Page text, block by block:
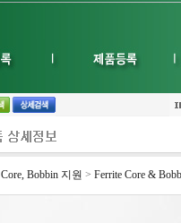
Core, Bobbin 지원 > Ferrite Core &